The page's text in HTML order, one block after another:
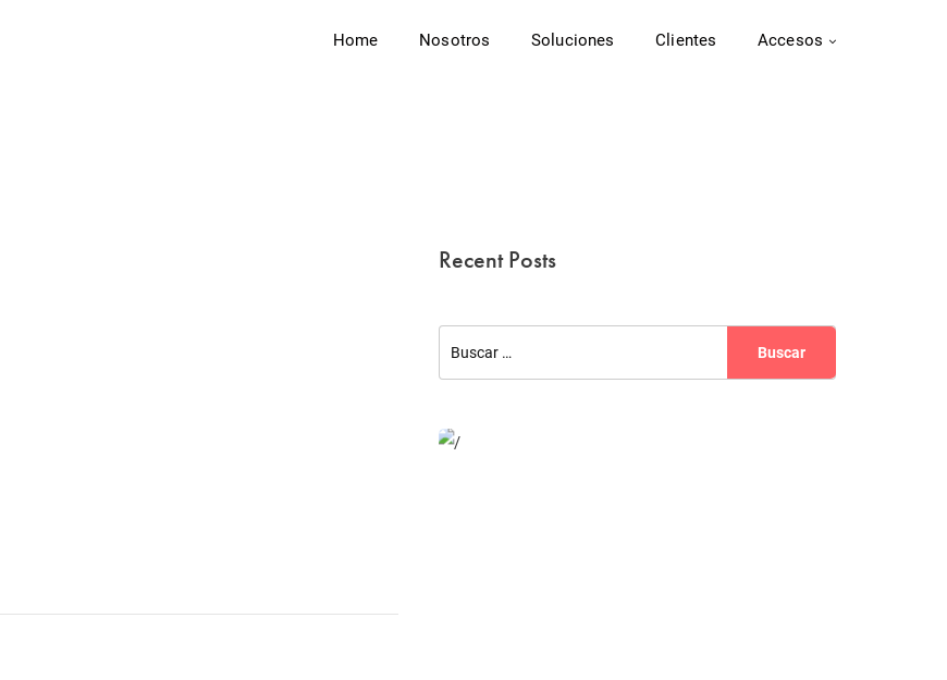
Home Nosotros Soluciones Clientes Accesos
Recent Posts